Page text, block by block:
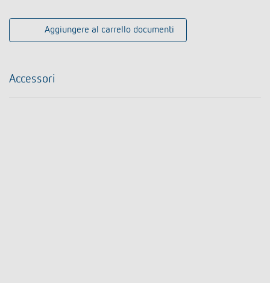
Aggiungere al carrello documenti
Accessori